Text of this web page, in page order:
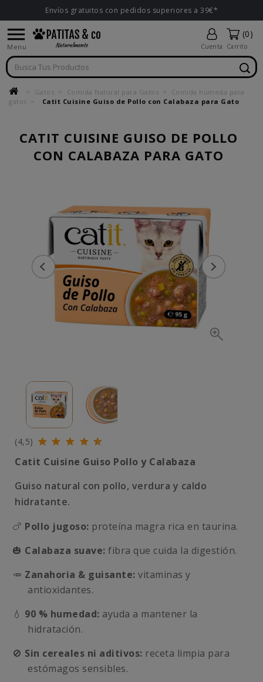
Envíos gratuitos con pedidos superiores a 39€*

Menu Cuenta
(0)
Carrito
Gatos Comida Natural para Gatos
Comida húmeda para
gatos
Catit Cuisine Guiso de Pollo con Calabaza para Gato
CATIT CUISINE GUISO DE POLLO
CON CALABAZA PARA GATO
(4,5)
Catit Cuisine Guiso Pollo y Calabaza
Guiso natural con pollo, verdura y caldo
hidratante.
🍗 Pollo jugoso: proteína magra rica en taurina.
🎃 Calabaza suave: fibra que cuida la digestión.
🥕 Zanahoria & guisante: vitaminas y
antioxidantes.
💧 90 % humedad: ayuda a mantener la
hidratación.
🚫 Sin cereales ni aditivos: receta limpia para
estómagos sensibles.